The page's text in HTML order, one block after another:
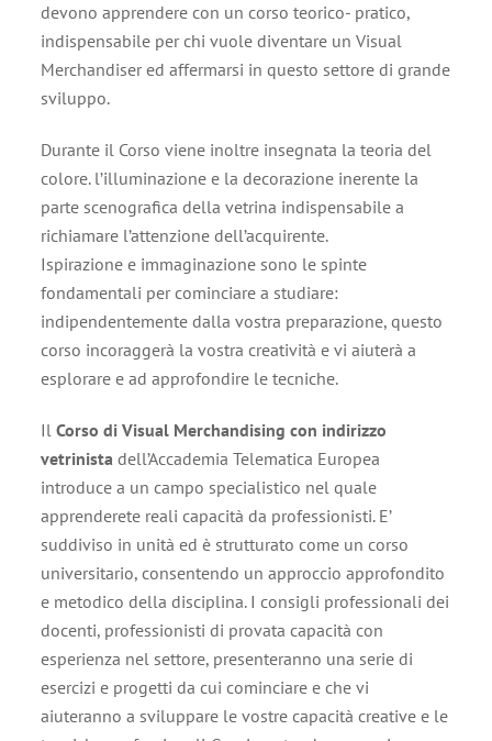
devono apprendere con un corso teorico- pratico,
indispensabile per chi vuole diventare un Visual
Merchandiser ed affermarsi in questo settore di grande
sviluppo.
Durante il Corso viene inoltre insegnata la teoria del
colore. l’illuminazione e la decorazione inerente la
parte scenografica della vetrina indispensabile a
richiamare l’attenzione dell’acquirente.
Ispirazione e immaginazione sono le spinte
fondamentali per cominciare a studiare:
indipendentemente dalla vostra preparazione, questo
corso incoraggerà la vostra creatività e vi aiuterà a
esplorare e ad approfondire le tecniche.
IlCorso di Visual Merchandising con indirizzo
vetrinista dell’Accademia Telematica Europea
introduce a un campo specialistico nel quale
apprenderete reali capacità da professionisti. E’
suddiviso in unità ed è strutturato come un corso
universitario, consentendo un approccio approfondito
e metodico della disciplina. I consigli professionali dei
docenti, professionisti di provata capacità con
esperienza nel settore, presenteranno una serie di
esercizi e progetti da cui cominciare e che vi
aiuteranno a sviluppare le vostre capacità creative e le